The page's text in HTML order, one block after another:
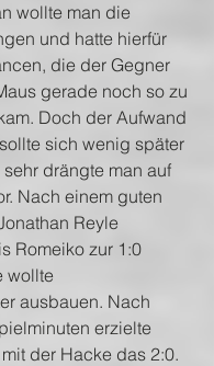
wollte man die
und hatte hierfür
die der Gegner
gerade noch so zu
Doch der Aufwand
sich wenig später
drängte man auf
Nach einem guten
Reyle
Romeiko zur 1:0
wollte
ausbauen. Nach
erzielte
der Hacke das 2:0.